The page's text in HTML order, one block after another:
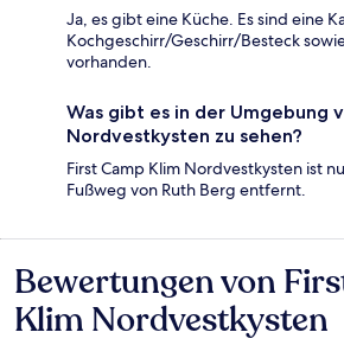
Ja, es gibt eine Küche. Es sind eine
Kochgeschirr/Geschirr/Besteck
vorhanden.
Was gibt es in der Umgebung
Nordvestkysten zu sehen?
First Camp Klim Nordvestkysten ist
Fußweg von Ruth Berg entfernt.
Bewertungen
Bewertungen von
Klim Nordvestkysten